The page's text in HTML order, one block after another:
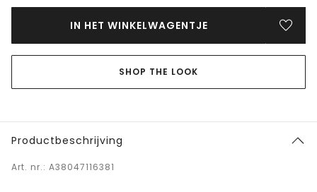
IN HET WINKELWAGENTJE
SHOP THE LOOK
Productbeschrijving
Art. nr.: A38047116381